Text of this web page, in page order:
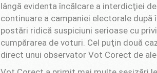
lângă evidenta încălcare a interdicţiei
continuare a campaniei electorale
postări ridică suspiciuni serioase cu
cumpărarea de voturi. Cel puţin două
direct unui observator Vot Corect de